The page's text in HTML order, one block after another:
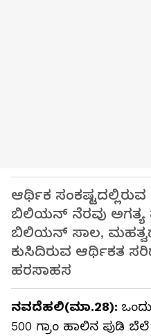
ಆರ್ಥಿಕ ಸಂಕಷ್ಟದಲ್ಲಿರುವ
ಬಿಲಿಯನ್ ನೆರವು ಅಗತ್ಯ
ಬಿಲಿಯನ್ ಸಾಲ, ಮಹತ್ವದ
ಕುಸಿದಿರುವ ಆರ್ಥಿಕತ
ಹರಸಾಹಸ
ನವದೆಹಲಿ(ಮಾ.28):
500 ಗ್ರಾಂ ಹಾಲಿನ ಪುಡಿ